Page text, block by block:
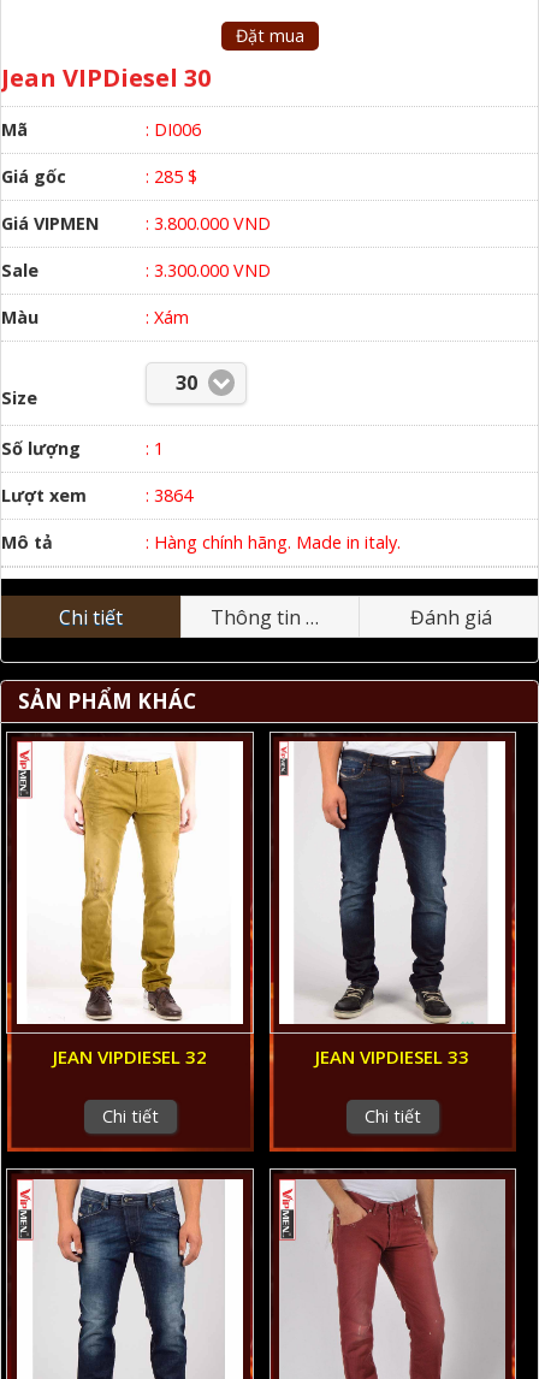
Đặt mua
Jean VIPDiesel 30
Mã : DI006
Giá gốc : 285 $
Giá VIPMEN : 3.800.000 VND
Sale : 3.300.000 VND
Màu : Xám
Size
30
Số lượng : 1
Lượt xem : 3864
Mô tả : Hàng chính hãng. Made in italy.
Chi tiết Thông tin nhãn hiệu Đánh giá
SẢN PHẨM KHÁC
JEAN VIPDIESEL 32
Chi tiết
JEAN VIPDIESEL 33
Chi tiết